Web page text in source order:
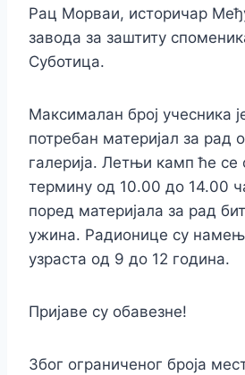
Рац Морваи, историчар
завода за заштиту
Суботица.
Максималан број учесника
потребан материјал за рад
галерија. Летњи камп ће се
термину од 10.00 до 14.00
поред материјала за рад
ужина. Радионице су
узраста од 9 до 12 година.
Пријаве су обавезне!
Због ограниченог броја